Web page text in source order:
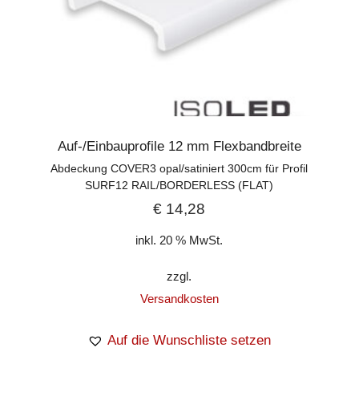
Auf-/Einbauprofile 12 mm Flexbandbreite
Abdeckung COVER3 opal/satiniert 300cm für Profil
SURF12 RAIL/BORDERLESS (FLAT)
€ 14,28
inkl. 20 % MwSt.
zzgl.
Versandkosten
Auf die Wunschliste setzen